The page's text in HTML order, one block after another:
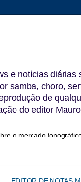
e notícias diárias
samba, choro,
de
do editor
o mercado
EDITOR DE NOTAS